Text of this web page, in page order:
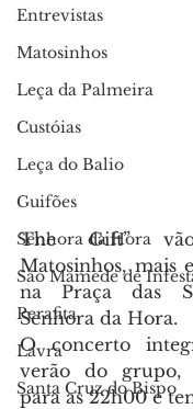
Entrevistas
Matosinhos
Leça da Palmeira
Custóias
Leça do Balio
Guifões
Senhora da Hora
São Mamede de
Perafita
Lavra
Santa Cruz do Bispo
The Gift”
Matosinhos, mais
na Praça das
Senhora da Hora.
O concerto
verão do grupo,
para as 22h00 e